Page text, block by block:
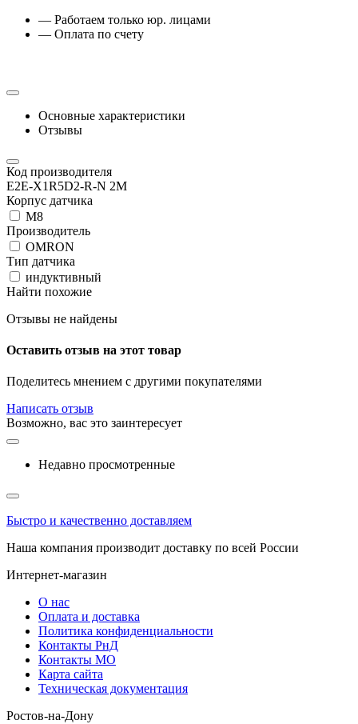
— Работаем только юр. лицами
— Оплата по счету
Основные характеристики
Отзывы
Код производителя
E2E-X1R5D2-R-N 2M
Корпус датчика
М8
Производитель
OMRON
Тип датчика
индуктивный
Найти похожие
Отзывы не найдены
Оставить отзыв на этот товар
Поделитесь мнением с другими покупателями
Написать отзыв
Возможно, вас это заинтересует
Недавно просмотренные
Быстро и качественно доставляем
Наша компания производит доставку по всей России
Интернет-магазин
О нас
Оплата и доставка
Политика конфиденциальности
Контакты РнД
Контакты МО
Карта сайта
Техническая документация
Ростов-на-Дону